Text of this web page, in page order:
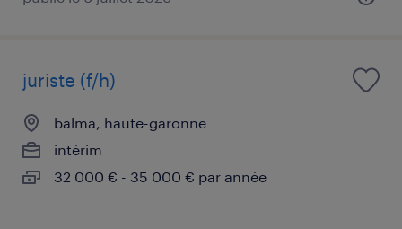
juriste (f/h)
balma, haute-garonne
intérim
32 000 € - 35 000 € par année